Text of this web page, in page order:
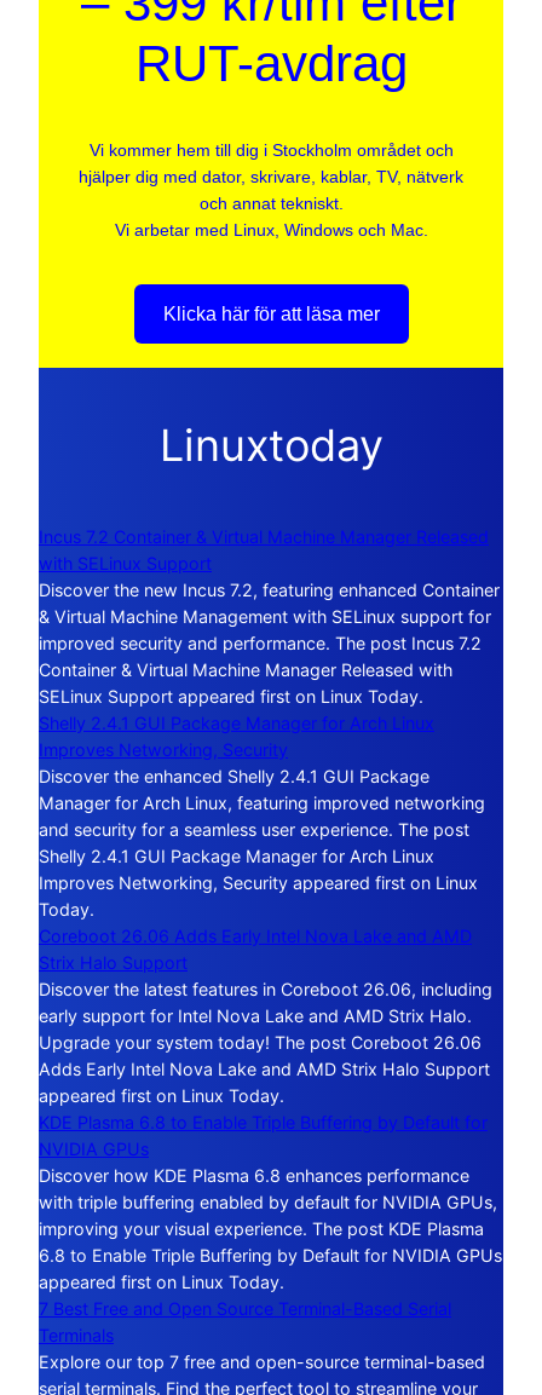
RUT-avdrag
Vi kommer hem till dig i Stockholm området och
hjälper dig med dator, skrivare, kablar, TV, nätverk
och annat tekniskt.
Vi arbetar med Linux, Windows och Mac.
Klicka här för att läsa mer
Linuxtoday
Incus 7.2 Container & Virtual Machine Manager Released
with SELinux Support
Discover the new Incus 7.2, featuring enhanced Container
& Virtual Machine Management with SELinux support for
improved security and performance. The post Incus 7.2
Container & Virtual Machine Manager Released with
SELinux Support appeared first on Linux Today.
Shelly 2.4.1 GUI Package Manager for Arch Linux
Improves Networking, Security
Discover the enhanced Shelly 2.4.1 GUI Package
Manager for Arch Linux, featuring improved networking
and security for a seamless user experience. The post
Shelly 2.4.1 GUI Package Manager for Arch Linux
Improves Networking, Security appeared first on Linux
Today.
Coreboot 26.06 Adds Early Intel Nova Lake and AMD
Strix Halo Support
Discover the latest features in Coreboot 26.06, including
early support for Intel Nova Lake and AMD Strix Halo.
Upgrade your system today! The post Coreboot 26.06
Adds Early Intel Nova Lake and AMD Strix Halo Support
appeared first on Linux Today.
KDE Plasma 6.8 to Enable Triple Buffering by Default for
NVIDIA GPUs
Discover how KDE Plasma 6.8 enhances performance
with triple buffering enabled by default for NVIDIA GPUs,
improving your visual experience. The post KDE Plasma
6.8 to Enable Triple Buffering by Default for NVIDIA GPUs
appeared first on Linux Today.
7 Best Free and Open Source Terminal-Based Serial
Terminals
Explore our top 7 free and open-source terminal-based
serial terminals. Find the perfect tool to streamline your